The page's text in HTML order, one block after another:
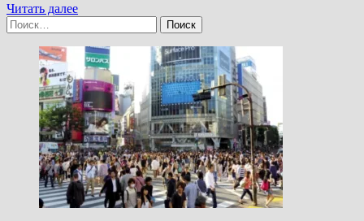
Читать далееПрочитать
о
В
Ростовской
области
раскрыто
убийство
восьмилетней
девочки,
совершённое
более
30
лет
назад
Найти: